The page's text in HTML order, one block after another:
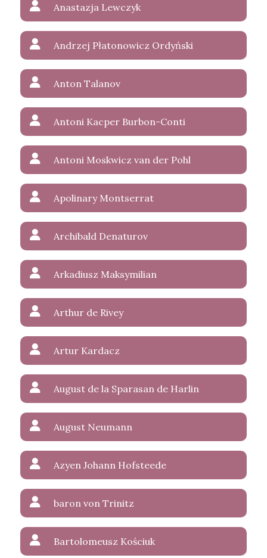
Anastazja Lewczyk
Andrzej Płatonowicz Ordyński
Anton Talanov
Antoni Kacper Burbon-Conti
Antoni Moskwicz van der Pohl
Apolinary Montserrat
Archibald Denaturov
Arkadiusz Maksymilian
Arthur de Rivey
Artur Kardacz
August de la Sparasan de Harlin
August Neumann
Azyen Johann Hofsteede
baron von Trinitz
Bartolomeusz Kościuk